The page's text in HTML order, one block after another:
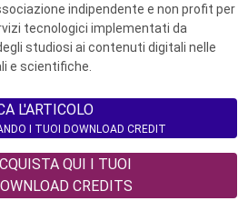
indipendente e non profit per
tecnologici implementati da
studiosi ai contenuti digitali nelle
e scientifiche.
L'ARTICOLO
I TUOI DOWNLOAD CREDIT
QUI I TUOI
CREDITS